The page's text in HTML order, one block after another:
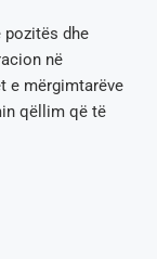
pozitës dhe
në
e mërgimtarëve
qëllim që të